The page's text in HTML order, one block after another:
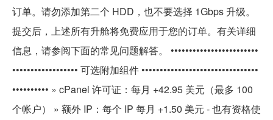
订单。请勿添加第二个 HDD，也不要选择 1Gbps 升级。
提交后，上述所有升舱将免费应用于您的订单。有关详细
信息，请参阅下面的常见问题解答。 ••••••••••••••••••••••••
•••••••••••••••••• 可选附加组件 ••••••••••••••••••••••••••••••••
•••••••••• » cPanel 许可证：每月 +42.95 美元（最多 100
个帐户） » 额外 IP：每个 IP 每月 +1.50 美元 - 也有资格使